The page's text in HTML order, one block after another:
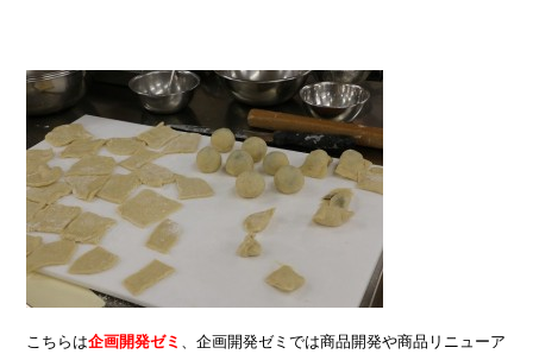
こちらは企画開発ゼミ 、企画開発ゼミでは商品開発や商品リニューア